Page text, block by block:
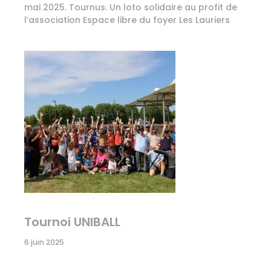
mai 2025. Tournus. Un loto solidaire au profit de
l’association Espace libre du foyer Les Lauriers
Tournoi UNIBALL
6 juin 2025